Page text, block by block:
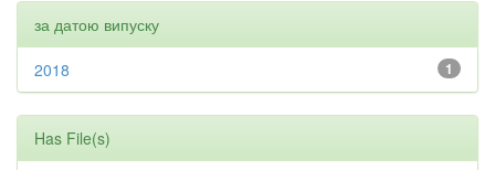
за датою випуску
1
2018
Has File(s)